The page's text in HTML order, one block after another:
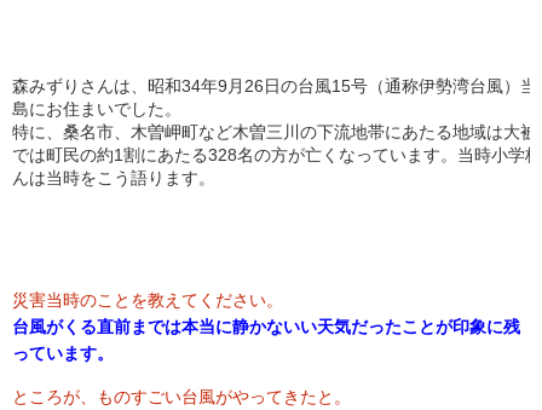
森みずりさんは、昭和34年9月26日の台風15号（通称伊勢湾台風）
島にお住まいでした。
特に、桑名市、木曽岬町など木曽三川の下流地帯にあたる地域は大
では町民の約1割にあたる328名の方が亡くなっています。当時小学
んは当時をこう語ります。
災害当時のことを教えてください。
台風がくる直前までは本当に静かないい天気だったことが印象に残
っています。
ところが、ものすごい台風がやってきたと。